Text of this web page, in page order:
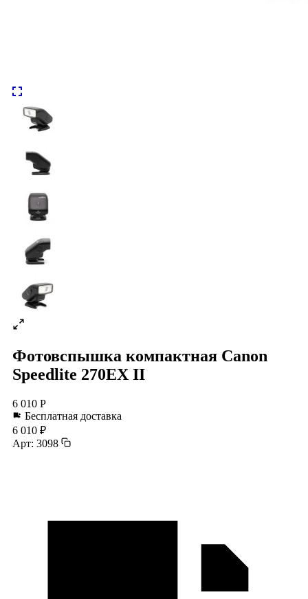
Фотовспышка компактная Canon
Speedlite 270EX II
6 010 Р
Бесплатная доставка
6 010 ₽
Арт: 3098